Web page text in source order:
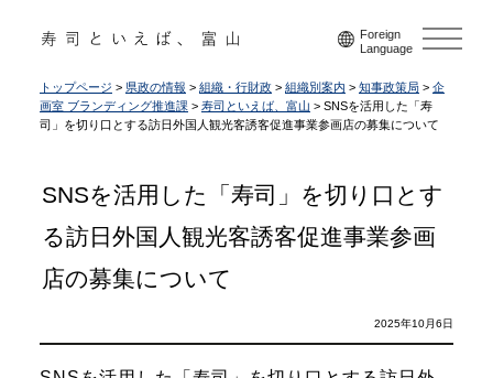
Foreign
Language
トップページ > 県政の情報 > 組織・行財政 > 組織別案内 > 知事政策局 > 企
画室 ブランディング推進課 > 寿司といえば、富山 > SNSを活用した「寿
司」を切り口とする訪日外国人観光客誘客促進事業参画店の募集について
SNSを活用した「寿司」を切り口とす
る訪日外国人観光客誘客促進事業参画
店の募集について
2025年10月6日